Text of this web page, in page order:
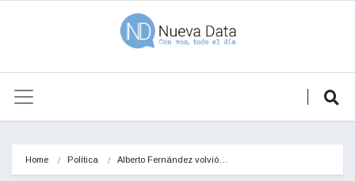
Home Política Alberto Fernández volvió…